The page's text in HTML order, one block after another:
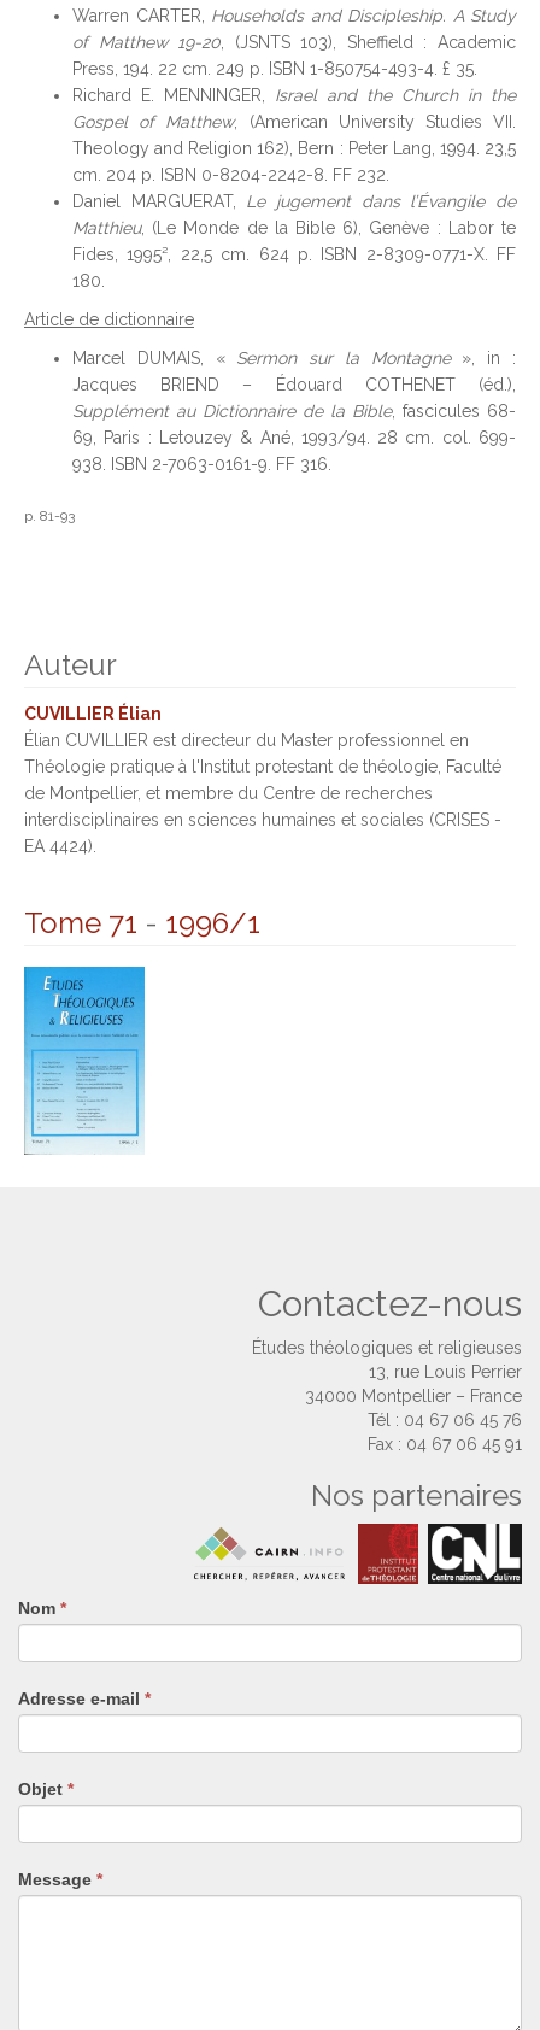
Warren CARTER, Households and Discipleship. A Study
of Matthew 19-20 , (JSNTS 103), Sheffield : Academic
Press, 194. 22 cm. 249 p. ISBN 1-850754-493-4. £ 35.
Richard E. MENNINGER, Israel and the Church in the
Gospel of Matthew, (American University Studies VII.
Theology and Religion 162), Bern : Peter Lang, 1994. 23,5
cm. 204 p. ISBN 0-8204-2242-8. FF 232.
Daniel MARGUERAT, Le jugement dans l’Évangile de
Matthieu, (Le Monde de la Bible 6), Genève : Labor te
Fides, 1995², 22,5 cm. 624 p. ISBN 2-8309-0771-X. FF
180.
Article de dictionnaire
Marcel DUMAIS, « Sermon sur la Montagne», in :
Jacques BRIEND – Édouard COTHENET (éd.),
Supplément au Dictionnaire de la Bible, fascicules 68-
69, Paris : Letouzey & Ané, 1993/94. 28 cm. col. 699-
938. ISBN 2-7063-0161-9. FF 316.
p. 81-93
Auteur
CUVILLIER Élian
Élian CUVILLIER est directeur du Master professionnel en
Théologie pratique à l'Institut protestant de théologie, Faculté
de Montpellier, et membre du Centre de recherches
interdisciplinaires en sciences humaines et sociales (CRISES -
EA 4424).
Tome 71 - 1996/1
Contactez-nous
Études théologiques et religieuses
13, rue Louis Perrier
34000 Montpellier – France
Tél : 04 67 06 45 76
Fax : 04 67 06 45 91
Nos partenaires
Nom *
Adresse e-mail *
Objet *
Message *
Si
vous
êtes
humain,
remplissez
ce